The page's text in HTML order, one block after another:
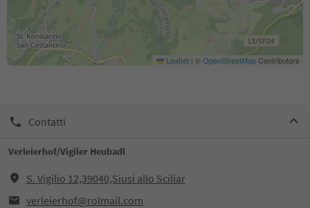
Leaflet | ©OpenStreetMapContributors
Contatti
Verleierhof/Vigiler Heubadl
S. Vigilio 12,39040,Siusi allo Sciliar
verleierhof@rolmail.com